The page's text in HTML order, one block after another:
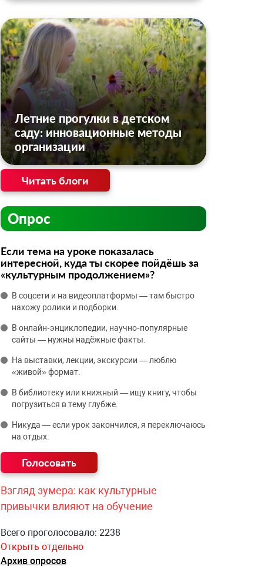
Летние прогулки в детском
саду: инновационные методы
организации
Читать блоги
Опрос
Если тема на уроке показалась
интересной, куда ты скорее пойдёшь за
«культурным продолжением»?
В соцсети и на видеоплатформы — там быстро
нахожу ролики и подборки.
В онлайн‑энциклопедии, научно‑популярные
сайты — нужны надёжные факты.
На выставки, лекции, экскурсии — люблю
«живой» формат.
В библиотеку или книжный — ищу книгу, чтобы
погрузиться в тему глубже.
Никуда — если урок закончился, я переключаюсь
на отдых.
Взгляд зумера: как культурные
привычки влияют на обучение
Всего проголосовало: 2238
Открыть отдельно
Архив опросов